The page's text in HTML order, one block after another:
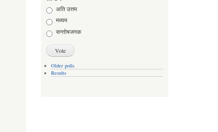
Choicesअति उत्तम
मध्यम
सन्तोषजनक
Older polls
Results